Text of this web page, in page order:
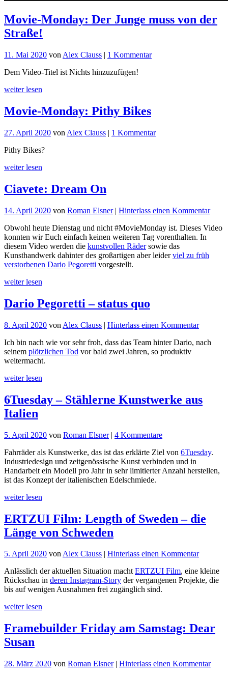
Movie-Monday: Der Junge muss von der
Straße!
11. Mai 2020 von Alex Clauss | 1 Kommentarzu
Dem Video-Titel ist Nichts hinzuzufügen!
weiter lesen
Movie-Monday: Pithy Bikes
27. April 2020 von Alex Clauss | 1 Kommentarzu
Pithy Bikes?
weiter lesen
Ciavete: Dream On
14. April 2020 von Roman Elsner| Hinterlass einen Kommentarfür
Obwohl heute Dienstag und nicht #MovieMonday ist. Dieses Video
konnten wir Euch einfach keinen weiteren Tag vorenthalten. In
diesem Video werden die kunstvollen Rädersowie das
Kunsthandwerk dahinter des großartigen aber leiderviel zu früh
verstorbenen Dario Pegoretti vorgestellt.
weiter lesen
Dario Pegoretti – status quo
8. April 2020 von Alex Clauss | Hinterlass einen Kommentarfür
Pegoretti
Ich bin nach wie vor sehr froh, dass das Team hinter Dario, nach
seinem plötzlichen Tod vor bald zwei Jahren, so produktiv
weitermacht.
weiter lesen
6Tuesday – Stählerne Kunstwerke aus
Italien
5. April 2020 von Roman Elsner| 4 Kommentarezu
–
Stählerne
Kunstwerke
Fahrräder als Kunstwerke, das ist das erklärte Ziel von 6Tuesday.
Industriedesign und zeitgenössische Kunst verbinden und in
Handarbeit ein Modell pro Jahr in sehr limitierter Anzahl herstellen,
ist das Konzept der italienischen Edelschmiede.
weiter lesen
ERTZUI Film: Length of Sweden – die
Länge von Schweden
5. April 2020 vonAlex Clauss | Hinterlass einen Kommentarfür
Film:
Length
Länge
von
Anlässlich der aktuellen Situation machtERTZUI Film, eine kleine
Rückschau in deren Instagram-Story der vergangenen Projekte, die
bis auf wenigen Ausnahmen frei zugänglich sind.
weiter lesen
Framebuilder Friday am Samstag: Dear
Susan
28. März 2020 von Roman Elsner| Hinterlass einen Kommentarfür